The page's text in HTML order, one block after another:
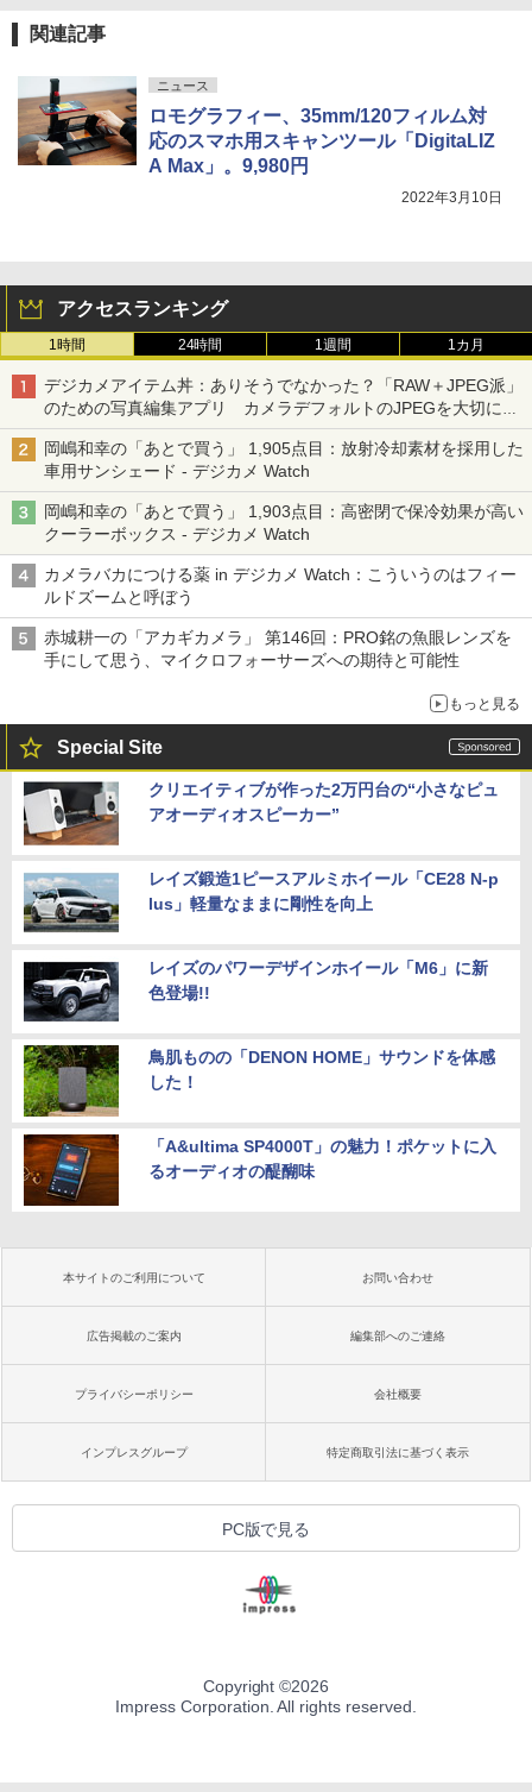
関連記事
ニュース
ロモグラフィー、35mm/120フィルム対
応のスマホ用スキャンツール「DigitaLIZ
A Max」。9,980円
2022年3月10日
アクセスランキング
1時間 24時間 1週間 1カ月
デジカメアイテム丼：ありそうでなかった？「RAW＋JPEG派」
のための写真編集アプリ カメラデフォルトのJPEGを大切にす
る「Filmator」
岡嶋和幸の「あとで買う」 1,905点目：放射冷却素材を採用した
車用サンシェード - デジカメ Watch
岡嶋和幸の「あとで買う」 1,903点目：高密閉で保冷効果が高い
クーラーボックス - デジカメ Watch
カメラバカにつける薬 in デジカメ Watch：こういうのはフィー
ルドズームと呼ぼう
赤城耕一の「アカギカメラ」 第146回：PRO銘の魚眼レンズを
手にして思う、マイクロフォーサーズへの期待と可能性
もっと見る
Special Site
クリエイティブが作った2万円台の“小さなピュ
アオーディオスピーカー”
レイズ鍛造1ピースアルミホイール「CE28 N-p
lus」軽量なままに剛性を向上
レイズのパワーデザインホイール「M6」に新
色登場!!
鳥肌ものの「DENON HOME」サウンドを体感
した！
「A&ultima SP4000T」の魅力！ポケットに入
るオーディオの醍醐味
本サイトのご利用について お問い合わせ
広告掲載のご案内 編集部へのご連絡
プライバシーポリシー 会社概要
インプレスグループ 特定商取引法に基づく表示
PC版で見る
Copyright ©2026
Impress Corporation. All rights reserved.